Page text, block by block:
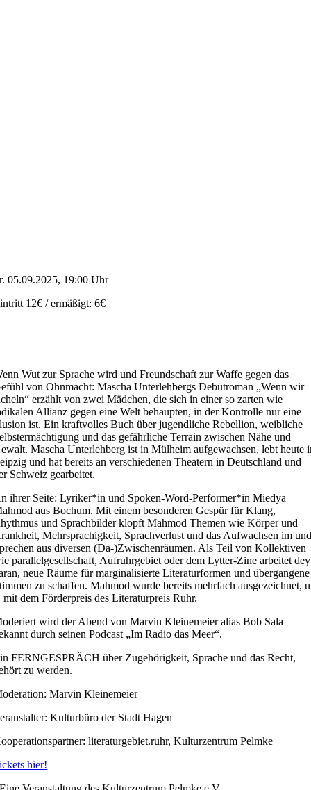
05.09.2025, 19:00 Uhr
12€ / ermäßigt: 6€
Wut zur Sprache wird und Freundschaft zur Waffe gegen das
von Ohnmacht: Mascha Unterlehbergs Debütroman „Wenn wir
erzählt von zwei Mädchen, die sich in einer so zarten wie
Allianz gegen eine Welt behaupten, in der Kontrolle nur eine
ist. Ein kraftvolles Buch über jugendliche Rebellion, weibliche
und das gefährliche Terrain zwischen Nähe und
Mascha Unterlehberg ist in Mülheim aufgewachsen, lebt heute
und hat bereits an verschiedenen Theatern in Deutschland und
Schweiz gearbeitet.
ihrer Seite: Lyriker*in und Spoken-Word-Performer*in Miedya
aus Bochum. Mit einem besonderen Gespür für Klang,
und Sprachbilder klopft Mahmod Themen wie Körper und
Mehrsprachigkeit, Sprachverlust und das Aufwachsen im
aus diversen (Da-)Zwischenräumen. Als Teil von Kollektiven
parallelgesellschaft, Aufruhrgebiet oder dem Lytter-Zine arbeitet dey
neue Räume für marginalisierte Literaturformen und übergangene
zu schaffen. Mahmod wurde bereits mehrfach ausgezeichnet,
mit dem Förderpreis des Literaturpreis Ruhr.
wird der Abend von Marvin Kleinemeier alias Bob Sala –
durch seinen Podcast „Im Radio das Meer“.
FERNGESPRÄCH über Zugehörigkeit, Sprache und das Recht,
zu werden.
Marvin Kleinemeier
Kulturbüro der Stadt Hagen
literaturgebiet.ruhr, Kulturzentrum Pelmke
hier!